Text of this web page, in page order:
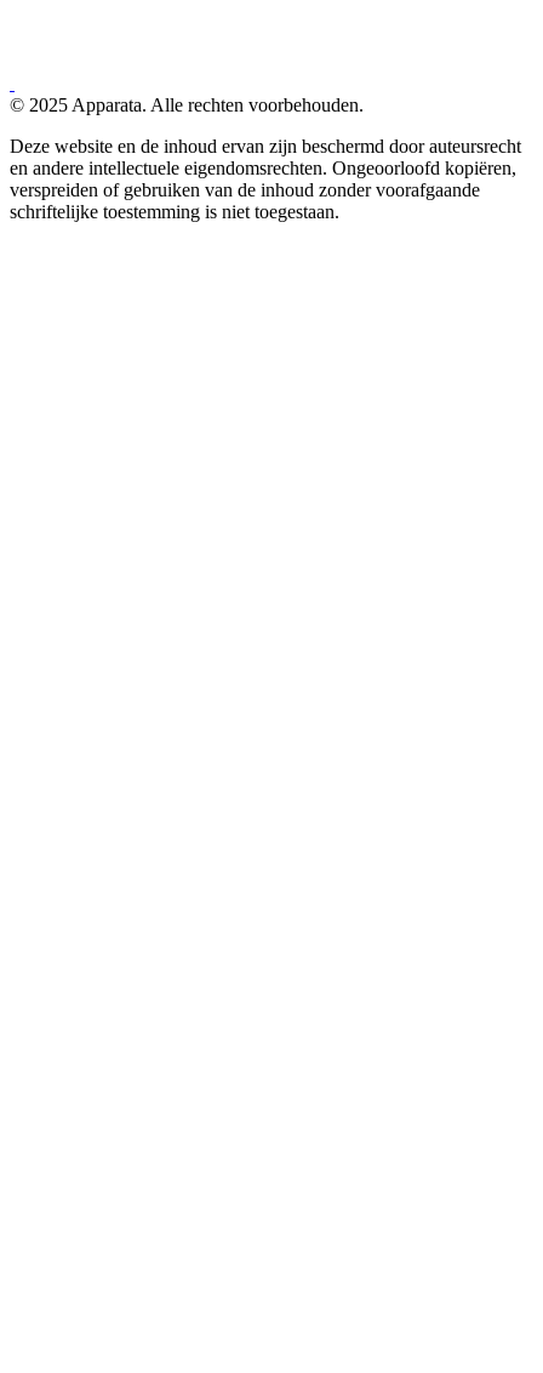
© 2025 Apparata. Alle rechten voorbehouden.
Deze website en de inhoud ervan zijn beschermd door auteursrecht
en andere intellectuele eigendomsrechten. Ongeoorloofd kopiëren,
verspreiden of gebruiken van de inhoud zonder voorafgaande
schriftelijke toestemming is niet toegestaan.